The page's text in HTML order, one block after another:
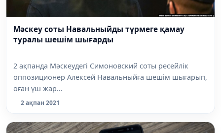
Мәскеу соты Навальныйды түрмеге қамау
туралы шешім шығарды
2 ақпанда Мәскеудегі Симоновский соты ресейлік
оппозиционер Алексей Навальныйға шешім шығарып,
оған үш жар...
2 ақпан 2021